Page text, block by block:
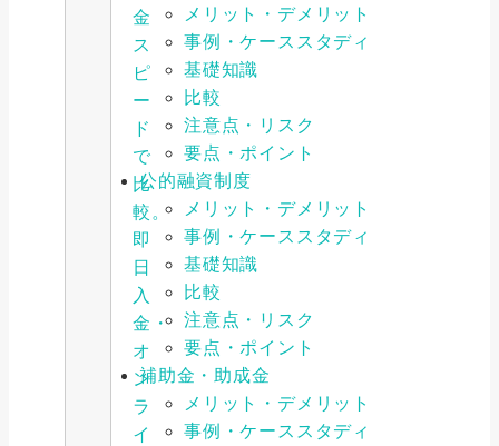
金
ス
ピ
ー
ド
で
比
較。
即
日
入
金・
オ
ン
ラ
イ
メリット・デメリット
事例・ケーススタディ
基礎知識
比較
注意点・リスク
要点・ポイント
公的融資制度
メリット・デメリット
事例・ケーススタディ
基礎知識
比較
注意点・リスク
要点・ポイント
補助金・助成金
メリット・デメリット
事例・ケーススタディ